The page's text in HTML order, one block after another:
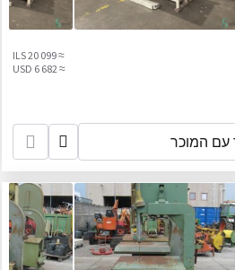
≈ 20 099 ILS
≈ 6 682 USD
עם המוכר